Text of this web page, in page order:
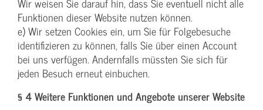
Funktionen dieser Website nutzen können.
e) Wir setzen Cookies ein, um Sie für Folgebesuche
identifizieren zu können, falls Sie über einen Account
bei uns verfügen. Andernfalls müssten Sie sich für
jeden Besuch erneut einbuchen.
§ 4 Weitere Funktionen und Angebote unserer Website